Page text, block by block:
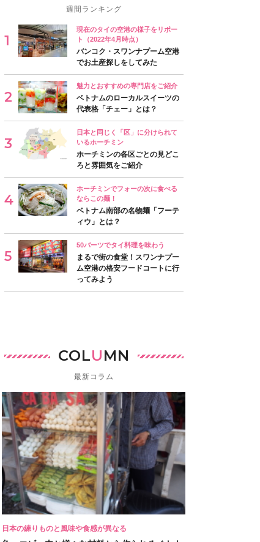
週間ランキング
現在のタイの空港の様子をリポー
ト（2022年4月時点）
バンコク・スワンナプーム空港
でお土産探しをしてみた
魅力とおすすめの専門店をご紹介
ベトナムのローカルスイーツの
代表格「チェー」とは？
日本と同じく「区」に分けられて
いるホーチミン
ホーチミンの各区ごとの見どこ
ろと雰囲気をご紹介
ホーチミンでフォーの次に食べる
ならこの麺！
ベトナム南部の名物麺「フーテ
ィウ」とは？
50バーツでタイ料理を味わう
まるで街の食堂！スワンナプー
ム空港の格安フードコートに行
ってみよう
COLUMN
最新コラム
日本の練りものと風味や食感が異なる